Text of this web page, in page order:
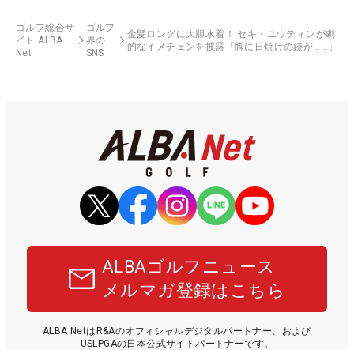
ゴルフ総合サ
イト ALBA
Net
ゴルフ
界の
SNS
金髪ロングに大胆水着！ セキ・ユウティンが劇
的なイメチェンを披露「脚に日焼けの跡が……」
ALBAゴルフニュース
メルマガ登録はこちら
ALBA NetはR&Aのオフィシャルデジタルパートナー、および
USLPGAの日本公式サイトパートナーです。